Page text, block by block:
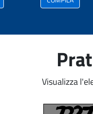
Visualizza